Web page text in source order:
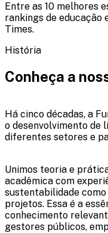
Entre as 10 melhores
rankings de educação
Times.
História
Conheça a
Há cinco décadas, a
o desenvolvimento de
diferentes setores e
Unimos teoria e
acadêmica com
sustentabilidade
projetos. Essa é a
conhecimento
gestores públicos,